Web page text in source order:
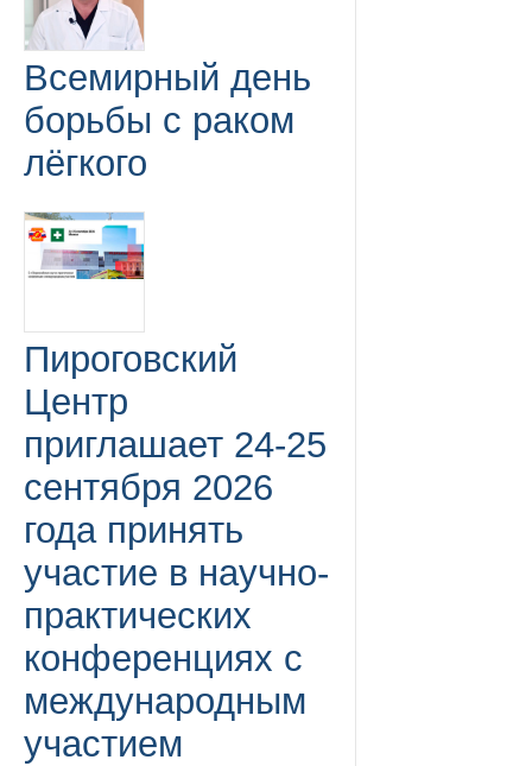
Всемирный день
борьбы с раком
лёгкого
Пироговский
Центр
приглашает 24-25
сентября 2026
года принять
участие в научно-
практических
конференциях с
международным
участием